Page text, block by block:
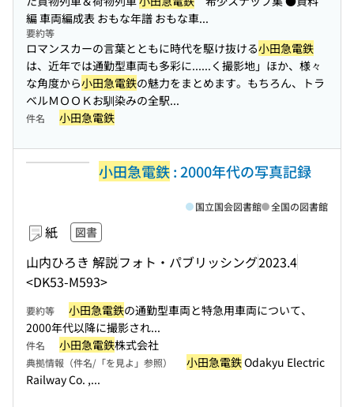
編 車両編成表 おもな年譜 おもな車...
要約等
ロマンスカーの言葉とともに時代を駆け抜ける小田急電鉄
は、近年では通勤型車両も多彩に......く撮影地」ほか、様々
な角度から小田急電鉄の魅力をまとめます。もちろん、トラ
ベルＭＯＯＫお馴染みの全駅...
件名 小田急電鉄
小田急電鉄: 2000年代の写真記録
紙 図書
山内ひろき 解説フォト・パブリッシング2023.4
<DK53-M593>
国立国会図書館 全国の図書館
要約等 小田急電鉄の通勤型車両と特急用車両について、
2000年代以降に撮影され...
件名 小田急電鉄株式会社
典拠情報（件名/「を見よ」参照） 小田急電鉄Odakyu Electric
Railway Co. ,...